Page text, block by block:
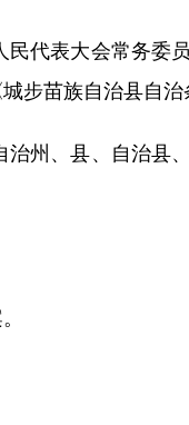
表大会常务委
步苗族自治县自治
、县、自治县